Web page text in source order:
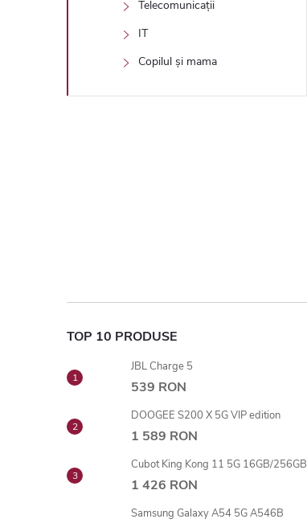
Telecomunicații
IT
Copilul și mama
TOP 10 PRODUSE
JBL Charge 5
539 RON
DOOGEE S200 X 5G VIP edition
1 589 RON
Cubot King Kong 11 5G 16GB/256GB
1 426 RON
Samsung Galaxy A54 5G A546B